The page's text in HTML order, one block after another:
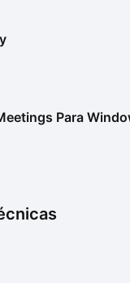
Para